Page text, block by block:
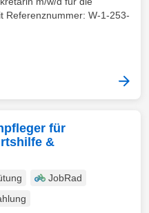
Referenznummer: W-1-253-
für
&
JobRad